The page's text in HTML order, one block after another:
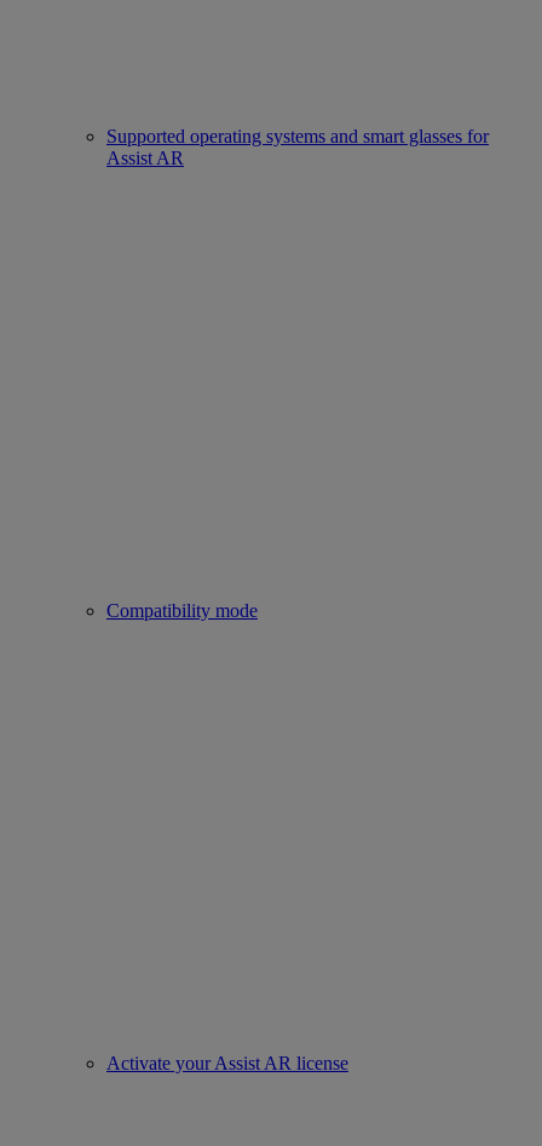
Supported operating systems and smart glasses for
Assist AR
Compatibility mode
Activate your Assist AR license